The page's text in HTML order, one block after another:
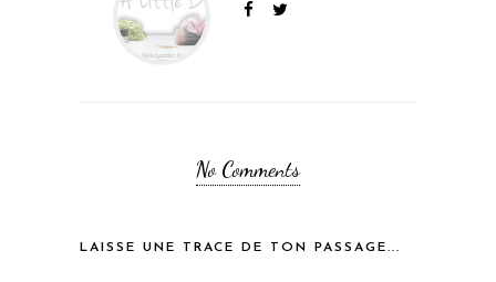
No Comments
LAISSE UNE TRACE DE TON PASSAGE...